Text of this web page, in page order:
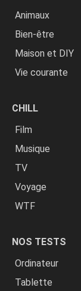
Animaux
Bien-être
Maison et DIY
Vie courante
CHILL
Film
Musique
TV
Voyage
WTF
NOS TESTS
Ordinateur
Tablette